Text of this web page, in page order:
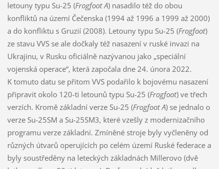
letouny typu Su-25 (Frogfoot A) nasadilo též do obou
konfliktů na území Čečenska (1994 až 1996 a 1999 až 2000)
a do konfliktu s Gruzií (2008). Letouny typu Su-25 (Frogfoot)
ze stavu VVS se ale dočkaly též nasazení v ruské invazi na
Ukrajinu, v Rusku oficiálně nazývanou jako „speciální
vojenská operace“, která započala dne 24. února 2022.
K tomuto datu se přitom VVS podařilo k bojovému nasazení
připravit okolo 120-ti letounů typu Su-25 (Frogfoot) ve třech
verzích. Kromě základní verze Su-25 (Frogfoot A) se jednalo o
verze Su-25SM a Su-25SM3, které vzešly z modernizačního
programu verze základní. Zmíněné stroje byly vyčleněny od
různých útvarů operujících po celém území Ruské federace a
byly soustředěny na leteckých základnách Millerovo (dvě